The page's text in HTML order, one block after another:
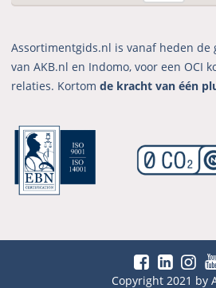
Assortimentgids.nl is vanaf heden de
van AKB.nl en Indomo, voor een OCI
relaties. Kortomde kracht van één
Copyright 2021 by